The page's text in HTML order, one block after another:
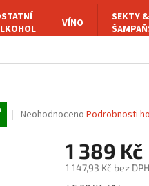
VÍNO
SEKTY &
Průměrné
Neohodnoceno Podrobnosti
1 389 Kč
1 147,93 Kč bez DPH